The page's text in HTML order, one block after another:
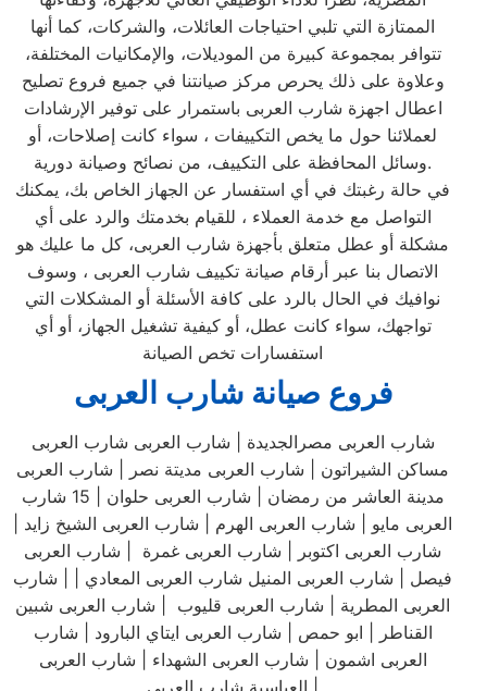
الممتازة التي تلبي احتياجات العائلات، والشركات، كما أنها
تتوافر بمجموعة كبيرة من الموديلات، والإمكانيات المختلفة،
وعلاوة على ذلك يحرص مركز صيانتنا في جميع فروع تصليح
اعطال اجهزة شارب العربى باستمرار على توفير الإرشادات
لعملائنا حول ما يخص التكييفات ، سواء كانت إصلاحات، أو
وسائل المحافظة على التكييف، من نصائح وصيانة دورية.
في حالة رغبتك في أي استفسار عن الجهاز الخاص بك، يمكنك
التواصل مع خدمة العملاء ، للقيام بخدمتك والرد على أي
مشكلة أو عطل متعلق بأجهزة شارب العربى، كل ما عليك هو
الاتصال بنا عبر أرقام صيانة تكييف شارب العربى ، وسوف
نوافيك في الحال بالرد على كافة الأسئلة أو المشكلات التي
تواجهك، سواء كانت عطل، أو كيفية تشغيل الجهاز، أو أي
استفسارات تخص الصيانة
فروع صيانة شارب العربى
شارب العربى مصرالجديدة | شارب العربى شارب العربى
مساكن الشيراتون | شارب العربى مديتة نصر | شارب العربى
مدينة العاشر من رمضان | شارب العربى حلوان | 15 شارب
العربى مايو | شارب العربى الهرم | شارب العربى الشيخ زايد |
شارب العربى اكتوبر | شارب العربى غمرة | شارب العربى
فيصل | شارب العربى المنيل شارب العربى المعادي | | شارب
العربى المطرية | شارب العربى قليوب | شارب العربى شبين
القناطر | ابو حمص | شارب العربى ايتاي البارود | شارب
العربى اشمون | شارب العربى الشهداء | شارب العربى